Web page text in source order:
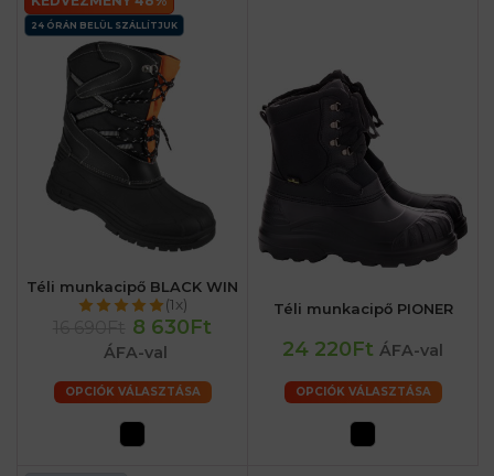
24 ÓRÁN BELÜL SZÁLLÍTJUK
Téli munkacipő BLACK WIN
(1x)
8 630Ft
ÁFA-val
OPCIÓK VÁLASZTÁSA
Téli munkacipő PIONER
24 220Ft ÁFA-val
OPCIÓK VÁLASZTÁSA